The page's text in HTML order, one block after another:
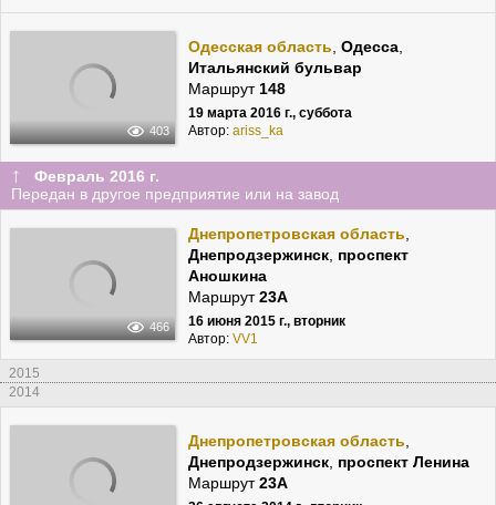
403
Одесская область, Одесса,
Итальянский бульвар
Маршрут148
19 марта 2016 г., суббота
Автор: ariss_ka
↑
Февраль 2016 г.
Передан в другое предприятие или на завод
466
Днепропетровская область
Днепродзержинск, проспект
Аношкина
Маршрут23А
16 июня 2015 г., вторник
Автор: VV1
2015
2014
Днепропетровская область
Днепродзержинск, проспект Ленина
Маршрут23А